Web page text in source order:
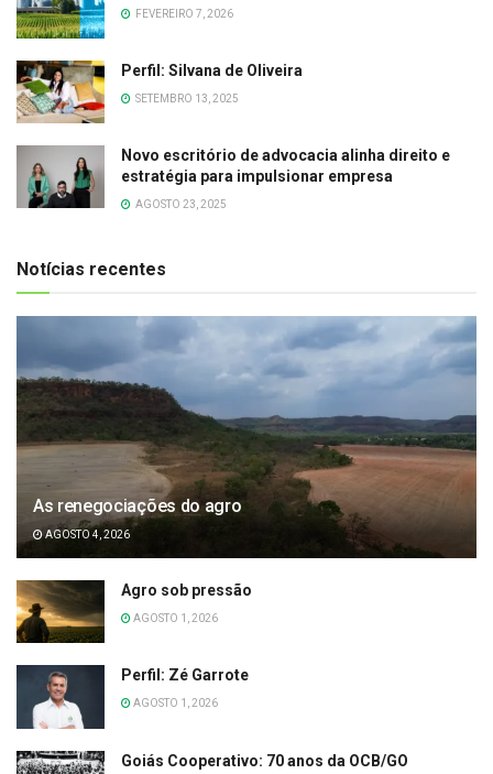
FEVEREIRO 7, 2026
Perfil: Silvana de Oliveira
SETEMBRO 13, 2025
Novo escritório de advocacia alinha direito e
estratégia para impulsionar empresa
AGOSTO 23, 2025
Notícias recentes
As renegociações do agro
AGOSTO 4, 2026
Agro sob pressão
AGOSTO 1, 2026
Perfil: Zé Garrote
AGOSTO 1, 2026
Goiás Cooperativo: 70 anos da OCB/GO